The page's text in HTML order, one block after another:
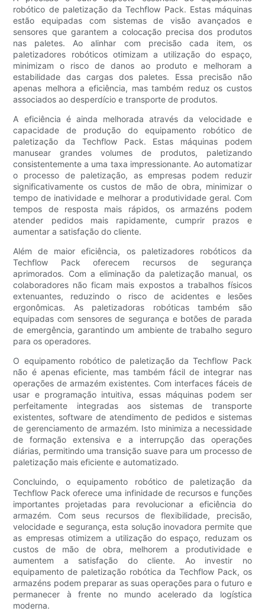
robótico de paletização da Techflow Pack. Estas máquinas
estão equipadas com sistemas de visão avançados e
sensores que garantem a colocação precisa dos produtos
nas paletes. Ao alinhar com precisão cada item, os
paletizadores robóticos otimizam a utilização do espaço,
minimizam o risco de danos ao produto e melhoram a
estabilidade das cargas dos paletes. Essa precisão não
apenas melhora a eficiência, mas também reduz os custos
associados ao desperdício e transporte de produtos.
A eficiência é ainda melhorada através da velocidade e
capacidade de produção do equipamento robótico de
paletização da Techflow Pack. Estas máquinas podem
manusear grandes volumes de produtos, paletizando
consistentemente a uma taxa impressionante. Ao automatizar
o processo de paletização, as empresas podem reduzir
significativamente os custos de mão de obra, minimizar o
tempo de inatividade e melhorar a produtividade geral. Com
tempos de resposta mais rápidos, os armazéns podem
atender pedidos mais rapidamente, cumprir prazos e
aumentar a satisfação do cliente.
Além de maior eficiência, os paletizadores robóticos da
Techflow Pack oferecem recursos de segurança
aprimorados. Com a eliminação da paletização manual, os
colaboradores não ficam mais expostos a trabalhos físicos
extenuantes, reduzindo o risco de acidentes e lesões
ergonômicas. As paletizadoras robóticas também são
equipadas com sensores de segurança e botões de parada
de emergência, garantindo um ambiente de trabalho seguro
para os operadores.
O equipamento robótico de paletização da Techflow Pack
não é apenas eficiente, mas também fácil de integrar nas
operações de armazém existentes. Com interfaces fáceis de
usar e programação intuitiva, essas máquinas podem ser
perfeitamente integradas aos sistemas de transporte
existentes, software de atendimento de pedidos e sistemas
de gerenciamento de armazém. Isto minimiza a necessidade
de formação extensiva e a interrupção das operações
diárias, permitindo uma transição suave para um processo de
paletização mais eficiente e automatizado.
Concluindo, o equipamento robótico de paletização da
Techflow Pack oferece uma infinidade de recursos e funções
importantes projetadas para revolucionar a eficiência do
armazém. Com seus recursos de flexibilidade, precisão,
velocidade e segurança, esta solução inovadora permite que
as empresas otimizem a utilização do espaço, reduzam os
custos de mão de obra, melhorem a produtividade e
aumentem a satisfação do cliente. Ao investir no
equipamento de paletização robótica da Techflow Pack, os
armazéns podem preparar as suas operações para o futuro e
permanecer à frente no mundo acelerado da logística
moderna.